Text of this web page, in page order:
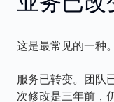
这是最常见的一种
服务已转变。团队
次修改是三年前，